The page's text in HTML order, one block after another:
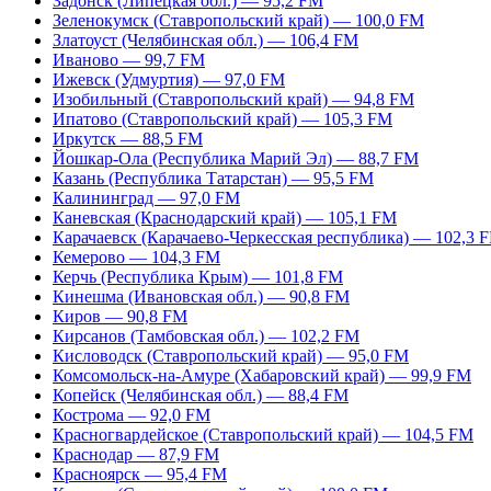
Зеленокумск (Ставропольский край) — 100,0 FM
Златоуст (Челябинская обл.) — 106,4 FM
Иваново — 99,7 FM
Ижевск (Удмуртия) — 97,0 FM
Изобильный (Ставропольский край) — 94,8 FM
Ипатово (Ставропольский край) — 105,3 FM
Иркутск — 88,5 FM
Йошкар-Ола (Республика Марий Эл) — 88,7 FM
Казань (Республика Татарстан) — 95,5 FM
Калининград — 97,0 FM
Каневская (Краснодарский край) — 105,1 FM
Карачаевск (Карачаево-Черкесская республика) — 102,3
Кемерово — 104,3 FM
Керчь (Республика Крым) — 101,8 FM
Кинешма (Ивановская обл.) — 90,8 FM
Киров — 90,8 FM
Кирсанов (Тамбовская обл.) — 102,2 FM
Кисловодск (Ставропольский край) — 95,0 FM
Комсомольск-на-Амуре (Хабаровский край) — 99,9 FM
Копейск (Челябинская обл.) — 88,4 FM
Кострома — 92,0 FM
Красногвардейское (Ставропольский край) — 104,5 FM
Краснодар — 87,9 FM
Красноярск — 95,4 FM